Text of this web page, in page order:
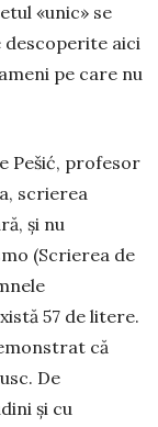
«unic» se
desco­perite aici
pe care nu
Pešić, profesor
scrierea
şi nu
(Scrierea de
57 de litere.
că
De
şi cu